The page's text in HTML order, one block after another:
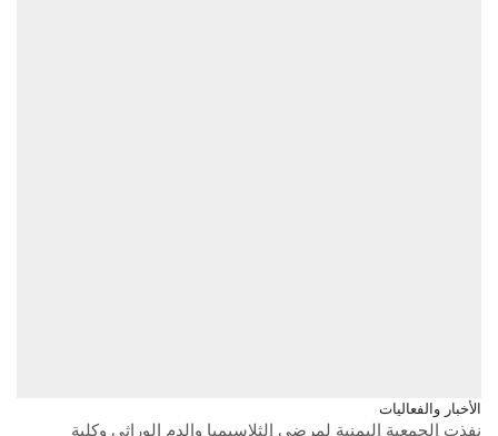
الأخبار والفعاليات
نفذت الجمعية اليمنية لمرضى الثلاسيميا والدم الوراثي وكلية